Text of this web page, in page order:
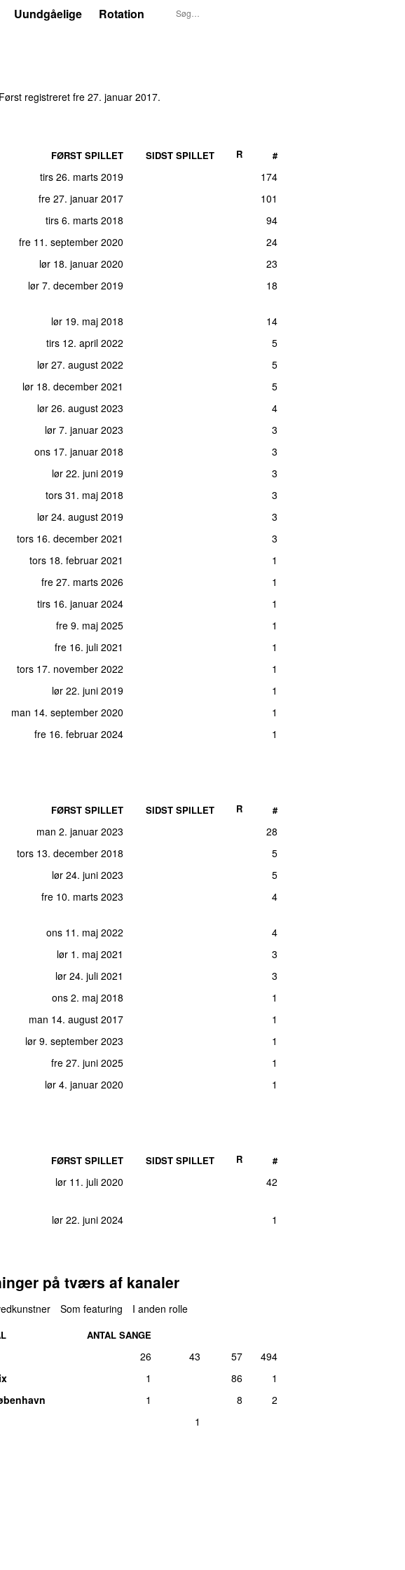
Uundgåelige Rotation
registreret fre 27. januar 2017.
FØRST SPILLET SIDST SPILLET R #
tirs 26. marts 2019
174
fre 27. januar 2017
101
tirs 6. marts 2018
94
fre 11. september 2020
24
lør 18. januar 2020
23
lør 7. december 2019 18
lør 19. maj 2018
14
tirs 12. april 2022
5
lør 27. august 2022
5
lør 18. december 2021
5
lør 26. august 2023
4
lør 7. januar 2023
3
ons 17. januar 2018
3
lør 22. juni 2019
3
tors 31. maj 2018
3
lør 24. august 2019
3
tors 16. december 2021
3
tors 18. februar 2021
1
fre 27. marts 2026
1
tirs 16. januar 2024
1
fre 9. maj 2025
1
fre 16. juli 2021
1
tors 17. november 2022
1
lør 22. juni 2019
1
man 14. september 2020
1
fre 16. februar 2024 1
FØRST SPILLET SIDST SPILLET R #
man 2. januar 2023
28
tors 13. december 2018
5
lør 24. juni 2023
5
fre 10. marts 2023 4
ons 11. maj 2022
4
lør 1. maj 2021
3
lør 24. juli 2021
3
ons 2. maj 2018
1
man 14. august 2017
1
lør 9. september 2023
1
fre 27. juni 2025
1
lør 4. januar 2020 1
FØRST SPILLET SIDST SPILLET R #
lør 11. juli 2020
42
lør 22. juni 2024
1
på tværs af kanaler
Som featuring I anden rolle
ANTAL SANGE
26 43 57
494
1 86
1
1 8
2
1